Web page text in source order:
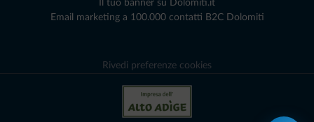
Il tuo banner su Dolomiti.it
Email marketing a 100.000 contatti B2C Dolomiti
Rivedi preferenze cookies